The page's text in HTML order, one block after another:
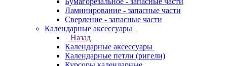
Ламинирование - запасные части
Сверление - запасные части
Календарные аксессуары
Назад
Календарные аксессуары
Календарные петли (ригели)